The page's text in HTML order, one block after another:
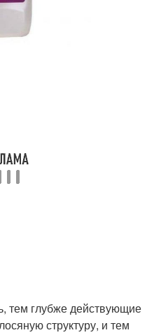
тем глубже действующие
структуру, и тем